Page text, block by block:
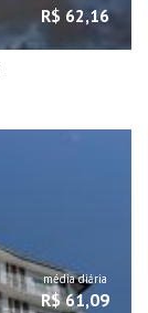
R$ 62,16
média diária
R$ 61,09